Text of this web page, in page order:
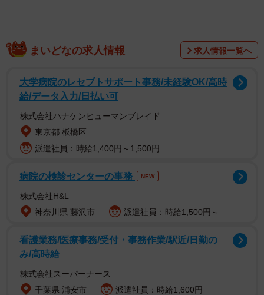
コーラにバーボンを豪快に投入！ ※でんかさん提供
まいどなの求人情報 求人情報一覧へ
大学病院のレセプトサポート事務/未経験OK/高時
給/データ入力/日払い可
株式会社ハナケンヒューマンブレイド
東京都 板橋区
派遣社員：時給1,400円～1,500円
病院の検診センターの事務 NEW
株式会社H&L
神奈川県 藤沢市
派遣社員：時給1,500円～
看護業務/医療事務/受付・事務作業/駅近/日勤の
み/高時給
株式会社スーパーナース
千葉県 浦安市
派遣社員：時給1,600円